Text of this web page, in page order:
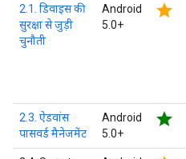
2.1. डिवाइस की
सुरक्षा से जुड़ी
चुनौती
Android
5.0+
star
2.3. ऐडवांस
पासवर्ड मैनेजमेंट
Android
5.0+
star